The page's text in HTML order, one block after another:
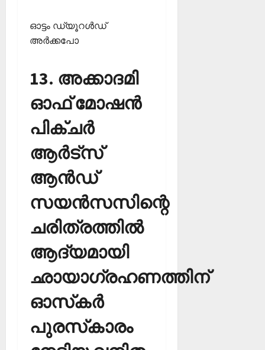
ഓട്ടം ഡ്യൂറള്‍ഡ്
അര്‍ക്കപോ
13. അക്കാദമി
ഓഫ് മോഷന്‍
പിക്ചര്‍
ആര്‍ട്‌സ്
ആന്‍ഡ്
സയന്‍സസിന്റെ
ചരിത്രത്തില്‍
ആദ്യമായി
ഛായാഗ്രഹണത്തിന്
ഓസ്‌കര്‍
പുരസ്‌കാരം